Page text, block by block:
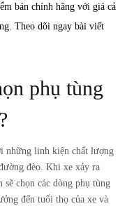
bán chính hãng với giá cả
Theo dõi ngay bài viết
phụ tùng
những linh kiện chất lượng
đèo. Khi xe xảy ra
chọn các dòng phụ tùng
đến tuổi thọ của xe và